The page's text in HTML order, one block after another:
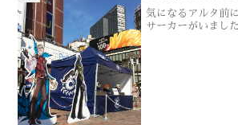
気になるアルタ前
サーカーがいました